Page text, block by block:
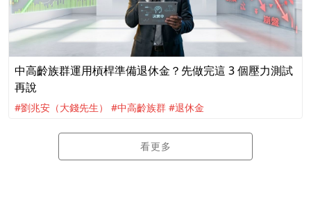
中高齡族群運用槓桿準備退休金？先做完這 3 個壓力測試
再說
#劉兆安（大錢先生） #中高齡族群 #退休金
看更多